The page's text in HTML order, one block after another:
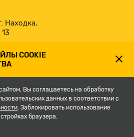
Находка,
13
COOKIE
Вы соглашаетесь на обработку
данных в соответствии с
. Заблокировать использование
браузера.